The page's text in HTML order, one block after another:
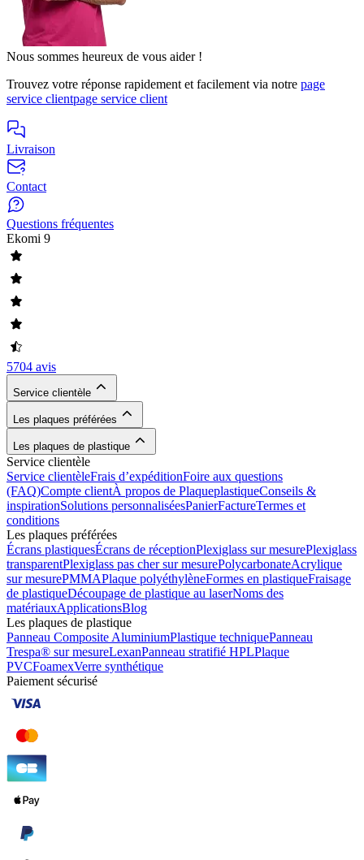
Nous sommes heureux de vous aider !
Trouvez votre réponse rapidement et facilement via notre page
service clientpage service client
Livraison
Contact
Questions fréquentes
Ekomi 9
5704 avis
Service clientèle
Les plaques préférées
Les plaques de plastique
Service clientèle
Service clientèleFrais d’expéditionFoire aux questions
(FAQ)Compte clientÀ propos de PlaqueplastiqueConseils &
inspirationSolutions personnaliséesPanierFactureTermes et
conditions
Les plaques préférées
Écrans plastiquesÉcrans de réceptionPlexiglass sur mesurePlexiglass
transparentPlexiglass pas cher sur mesurePolycarbonateAcrylique
sur mesurePMMAPlaque polyéthylèneFormes en plastiqueFraisage
de plastiqueDécoupage de plastique au laserNoms des
matériauxApplicationsBlog
Les plaques de plastique
Panneau Composite AluminiumPlastique techniquePanneau
Trespa® sur mesureLexanPanneau stratifié HPLPlaque
PVCFoamexVerre synthétique
Paiement sécurisé